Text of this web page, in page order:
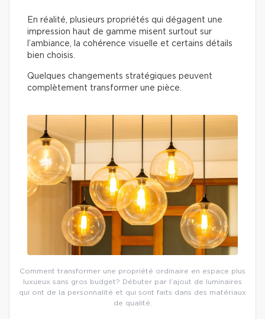
En réalité, plusieurs propriétés qui dégagent une
impression haut de gamme misent surtout sur
l’ambiance, la cohérence visuelle et certains détails
bien choisis.
Quelques changements stratégiques peuvent
complètement transformer une pièce.
Comment transformer une propriété ordinaire en espace plus
luxueux sans gros budget? Débuter par l’ajout de luminaires
qui ont de la personnalité et qui sont faits dans des matériaux
de qualité.